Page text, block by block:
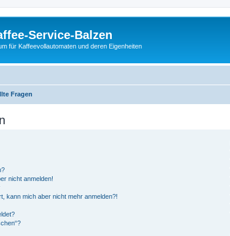
Service-Balzen
für Kaffeevollautomaten und deren Eigenheiten
Fragen
nicht anmelden!
kann mich aber nicht mehr anmelden?!